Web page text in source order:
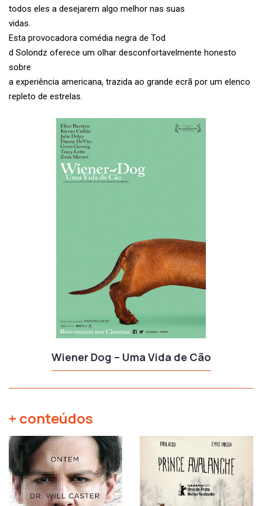
Wiener Dog – Uma Vida de Cão
todos eles a desejarem algo melhor nas suas
vidas.
Esta provocadora comédia negra de Tod
d Solondz oferece um olhar desconfortavelmente honesto
sobre
a experiência americana, trazida ao grande ecrã por um elenco
repleto de estrelas.
+ conteúdos